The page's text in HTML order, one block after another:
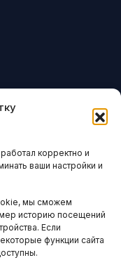
корректно и
ваши настройки и
мы сможем
историю посещений
Если
функции сайта